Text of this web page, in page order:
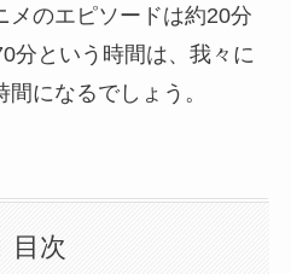
メのエピソードは約20分
分という時間は、我々に
になるでしょう。
目次